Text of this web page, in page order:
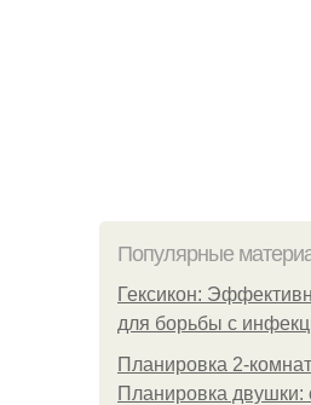
Популярные
Гексикон:
для борьбы с
Планировка 2-
Планировка